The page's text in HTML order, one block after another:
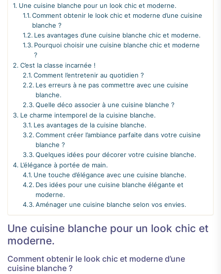
Une cuisine blanche pour un look chic et moderne.
Comment obtenir le look chic et moderne d’une cuisine
blanche ?
Les avantages d’une cuisine blanche chic et moderne.
Pourquoi choisir une cuisine blanche chic et moderne
?
C’est la classe incarnée !
Comment l’entretenir au quotidien ?
Les erreurs à ne pas commettre avec une cuisine
blanche.
Quelle déco associer à une cuisine blanche ?
Le charme intemporel de la cuisine blanche.
Les avantages de la cuisine blanche.
Comment créer l’ambiance parfaite dans votre cuisine
blanche ?
Quelques idées pour décorer votre cuisine blanche.
L’élégance à portée de main.
Une touche d’élégance avec une cuisine blanche.
Des idées pour une cuisine blanche élégante et
moderne.
Aménager une cuisine blanche selon vos envies.
Une cuisine blanche pour un look chic et
moderne.
Comment obtenir le look chic et moderne d’une
cuisine blanche ?